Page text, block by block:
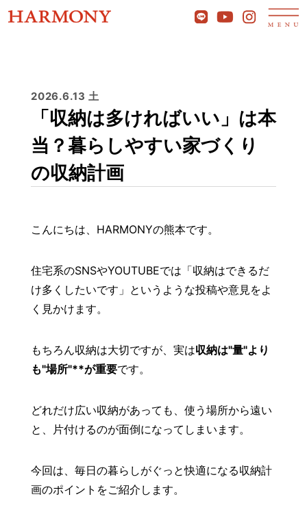
2026.6.13 土
「収納は多ければいい」は本
当？暮らしやすい家づくり
の収納計画
こんにちは、HARMONYの熊本です。
住宅系のSNSやYOUTUBEでは「収納はできるだ
け多くしたいです」というような投稿や意見をよ
く見かけます。
もちろん収納は大切ですが、実は収納は"量"より
も"場所"**が重要です。
どれだけ広い収納があっても、使う場所から遠い
と、片付けるのが面倒になってしまいます。
今回は、毎日の暮らしがぐっと快適になる収納計
画のポイントをご紹介します。